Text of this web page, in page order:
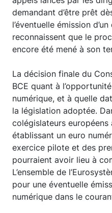
demandant d’être prêt
l’éventuelle émission
reconnaissent que le
encore été mené à son
La décision finale du
BCE quant à
numérique, et à quelle
la législation adoptée.
colégislateurs
établissant un euro
exercice pilote et des
pourraient avoir lieu à
L’ensemble de
pour une éventuelle
numérique dans le